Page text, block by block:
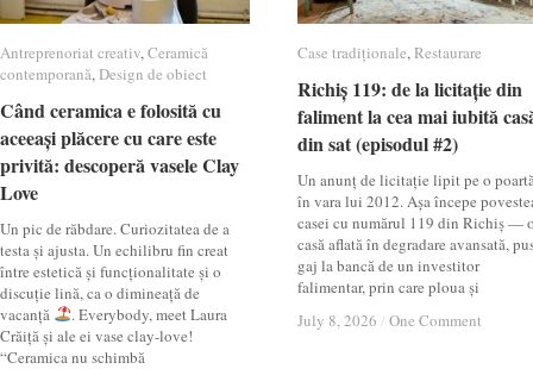
Antreprenoriat creativ,Ceramică
contemporană,Design de obiect
Când ceramica e folosită cu
aceeași plăcere cu care este
privită: descoperă vasele Clay
Love
Un pic de răbdare. Curiozitatea de a
testa și ajusta. Un echilibru fin creat
între estetică și funcționalitate și o
discuție lină, ca o dimineață de
vacanță
. Everybody, meet Laura
Crăiță și ale ei vase clay-love!
“Ceramica nu schimbă
Antreprenoriat creativ Ceramică
contemporană Design de obiect
Când ceramica e folosită cu
aceeași plăcere cu care este
privită: descoperă vasele Clay
Love
Case tradiționale,Restaurare
Richiș 119: de la licitație din
faliment la cea mai iubită
din sat (episodul #2)
Un anunț de licitație lipit pe o
în vara lui 2012. Așa începe
casei cu numărul 119 din Richiș —
casă aflată în degradare avansată,
gaj la bancă de un investitor
falimentar, prin care ploua și
July 8, 2026 / One Comment
Case tradiționale Restaurare
Richiș 119: de la licitație din
faliment la cea mai iubită
din sat (episodul #2)
July 8, 2026 / One Comment